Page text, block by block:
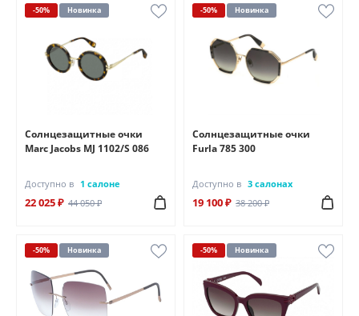
-50% Новинка
Солнцезащитные очки
Marc Jacobs MJ 1102/S 086
Доступно в 1 салоне
22 025 ₽ 44 050 ₽
-50% Новинка
Солнцезащитные очки
Furla 785 300
Доступно в 3 салонах
19 100 ₽ 38 200 ₽
-50% Новинка -50% Новинка